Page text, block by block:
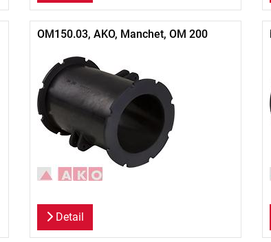
OM150.03, AKO, Manchet, OM 200
Detail